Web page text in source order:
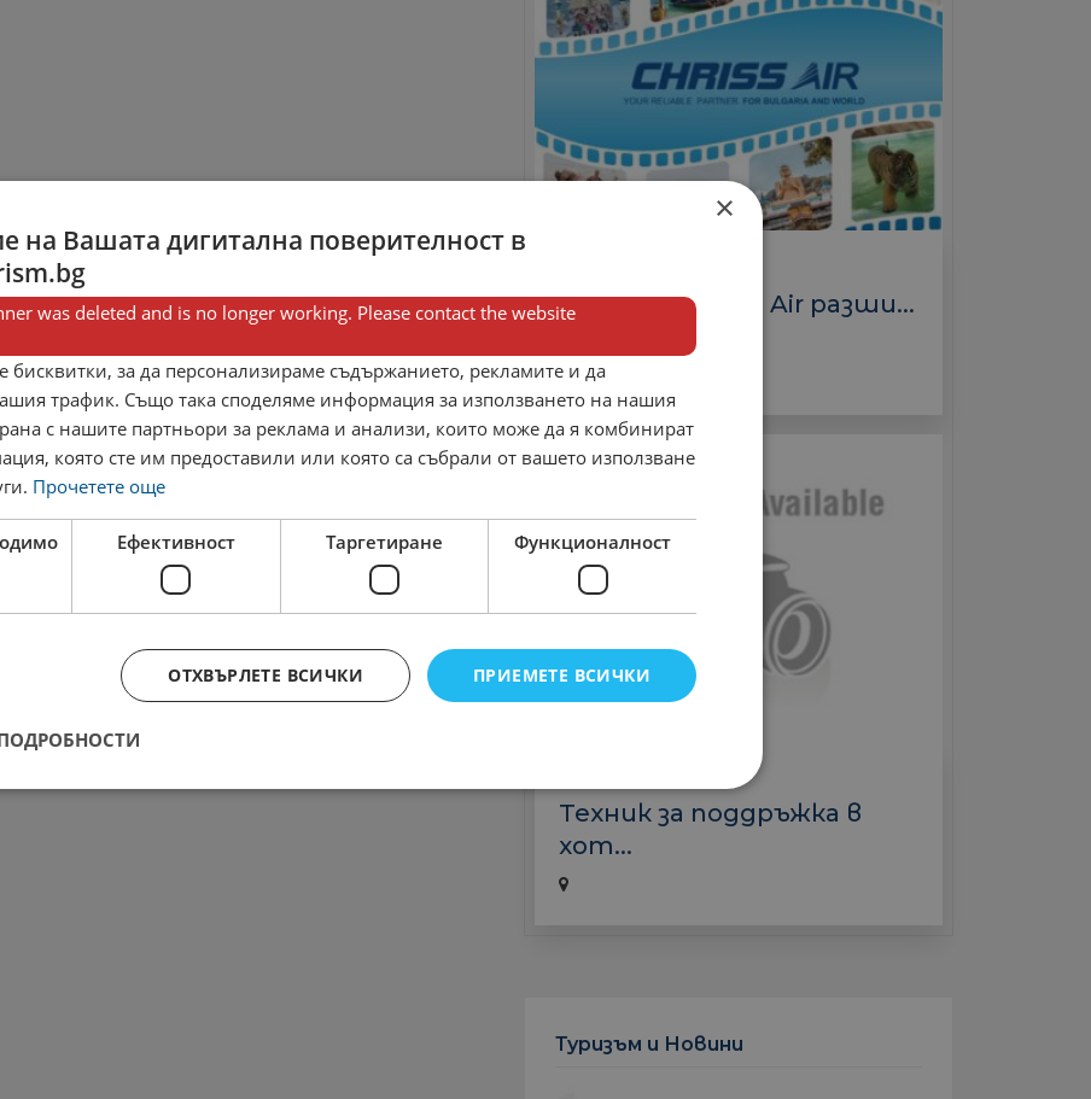
Крис Еър/Chriss Air разши...
Техник за поддръжка в
хот...
Туризъм и Новини
×
на Вашата дигитална поверителност в
was deleted and is no longer working. Please contact the website
бисквитки, за да персонализираме съдържанието, рекламите и да
трафик. Също така споделяме информация за използването на нашия
с нашите партньори за реклама и анализи, които може да я комбинират
която сте им предоставили или която са събрали от вашето използване
Прочетете още
Ефективност Таргетиране Функционалност
ПРИЕМЕТЕ ВСИЧКИ
ОТХВЪРЛЕТЕ ВСИЧКИ